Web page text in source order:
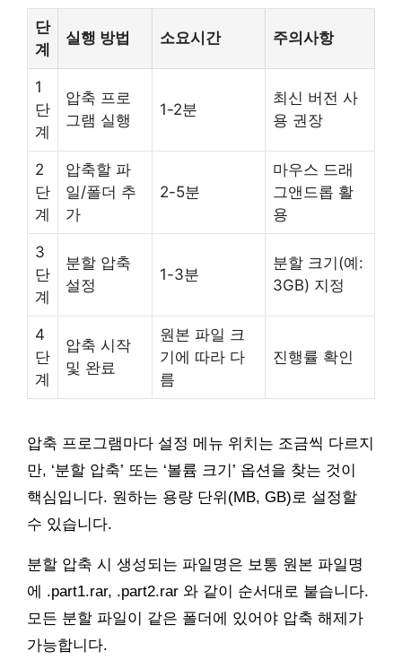
단
계
실행 방법 소요시간 주의사항
1
단
계
압축 프로
그램 실행
1-2분
최신 버전 사
용 권장
2
단
계
압축할 파
일/폴더 추
가
2-5분
마우스 드래
그앤드롭 활
용
3
단
계
분할 압축
설정
1-3분
분할 크기(예:
3GB) 지정
4
단
계
압축 시작
및 완료
원본 파일 크
기에 따라 다
름
진행률 확인
압축 프로그램마다 설정 메뉴 위치는 조금씩 다르지
만, ‘분할 압축’ 또는 ‘볼륨 크기’ 옵션을 찾는 것이
핵심입니다. 원하는 용량 단위(MB, GB)로 설정할
수 있습니다.
분할 압축 시 생성되는 파일명은 보통 원본 파일명
에 .part1.rar, .part2.rar 와 같이 순서대로 붙습니다.
모든 분할 파일이 같은 폴더에 있어야 압축 해제가
가능합니다.